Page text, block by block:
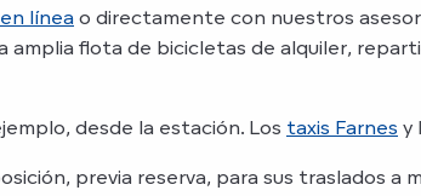
línea o directamente con nuestros
amplia flota de bicicletas de alquiler,
desde la estación. Los taxis Farnes y
previa reserva, para sus traslados a